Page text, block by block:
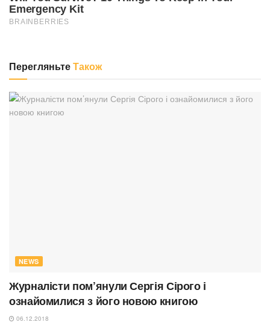
ПерегляньтеТакож
NEWS
Журналісти пом’янули Сергія Сірого і
ознайомилися з його новою книгою
06.12.2018